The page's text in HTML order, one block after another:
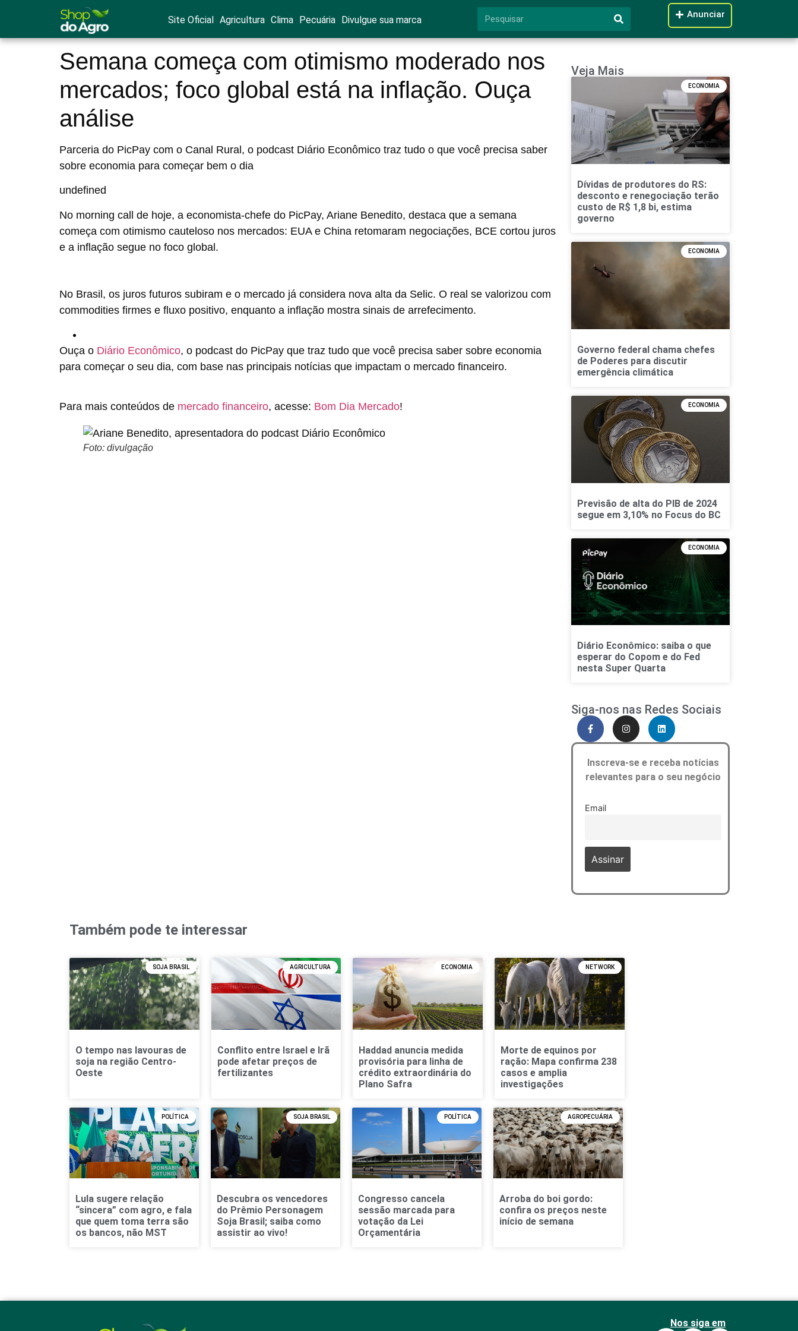
Site Oficial Agricultura Clima Pecuária Divulgue sua marca Anunciar
Semana começa com otimismo moderado nos
mercados; foco global está na inflação. Ouça
análise
Parceria do PicPay com o Canal Rural, o podcast Diário Econômico traz tudo o que você precisa saber
sobre economia para começar bem o dia
undefined
No morning call de hoje, a economista-chefe do PicPay, Ariane Benedito, destaca que a semana
começa com otimismo cauteloso nos mercados: EUA e China retomaram negociações, BCE cortou juros
e a inflação segue no foco global.
No Brasil, os juros futuros subiram e o mercado já considera nova alta da Selic. O real se valorizou com
commodities firmes e fluxo positivo, enquanto a inflação mostra sinais de arrefecimento.
Ouça o Diário Econômico, o podcast do PicPay que traz tudo que você precisa saber sobre economia
para começar o seu dia, com base nas principais notícias que impactam o mercado financeiro.
Para mais conteúdos de mercado financeiro, acesse: Bom Dia Mercado!
Foto: divulgação
Veja Mais
ECONOMIA
Dívidas de produtores do RS:
desconto e renegociação terão
custo de R$ 1,8 bi, estima
governo
ECONOMIA
Governo federal chama chefes
de Poderes para discutir
emergência climática
ECONOMIA
Previsão de alta do PIB de 2024
segue em 3,10% no Focus do BC
ECONOMIA
Diário Econômico: saiba o que
esperar do Copom e do Fed
nesta Super Quarta
Siga-nos nas Redes Sociais
Inscreva-se e receba notícias
relevantes para o seu negócio
Email
Também pode te interessar
SOJA BRASIL
O tempo nas lavouras de
soja na região Centro-
Oeste
AGRICULTURA
Conflito entre Israel e Irã
pode afetar preços de
fertilizantes
ECONOMIA
Haddad anuncia medida
provisória para linha de
crédito extraordinária do
Plano Safra
NETWORK
Morte de equinos por
ração: Mapa confirma 238
casos e amplia
investigações
POLÍTICA
Lula sugere relação
“sincera” com agro, e fala
que quem toma terra são
os bancos, não MST
SOJA BRASIL
Descubra os vencedores
do Prêmio Personagem
Soja Brasil; saiba como
assistir ao vivo!
POLÍTICA
Congresso cancela
sessão marcada para
votação da Lei
Orçamentária
AGROPECUÁRIA
Arroba do boi gordo:
confira os preços neste
início de semana
Nos siga em